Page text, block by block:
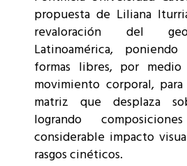
propuesta de Liliana
revaloración del
Latinoamérica,
formas libres, por
movimiento corporal,
matriz que desplaza
logrando
considerable impacto
rasgos cinéticos.